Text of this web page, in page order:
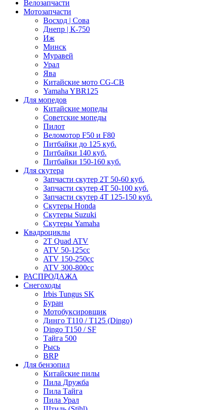
Велозапчасти
Мотозапчасти
Восход | Сова
Днепр | К-750
Иж
Минск
Муравей
Урал
Ява
Китайские мото CG-CB
Yamaha YBR125
Для мопедов
Китайские мопеды
Советские мопеды
Пилот
Веломотор F50 и F80
Питбайки до 125 куб.
Питбайки 140 куб.
Питбайки 150-160 куб.
Для скутера
Запчасти скутер 2Т 50-60 куб.
Запчасти скутер 4Т 50-100 куб.
Запчасти скутер 4Т 125-150 куб.
Скутеры Honda
Скутеры Suzuki
Скутеры Yamaha
Квадроциклы
2T Quad ATV
ATV 50-125cc
ATV 150-250cc
ATV 300-800cc
РАСПРОДАЖА
Снегоходы
Irbis Tungus SK
Буран
Мотобуксировщик
Динго T110 / T125 (Dingo)
Dingo T150 / SF
Тайга 500
Рысь
BRP
Для бензопил
Китайские пилы
Пила Дружба
Пила Тайга
Пила Урал